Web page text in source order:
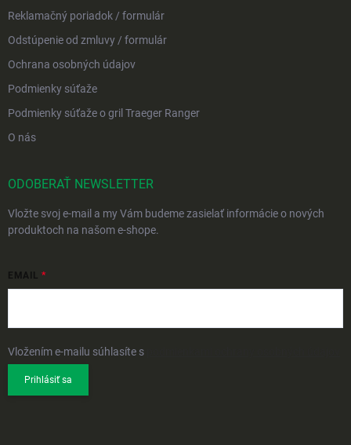
Reklamačný poriadok / formulár
Odstúpenie od zmluvy / formulár
Ochrana osobných údajov
Podmienky súťaže
Podmienky súťaže o gril Traeger Ranger
O nás
ODOBERAŤ NEWSLETTER
Vložte svoj e-mail a my Vám budeme zasielať informácie o nových
produktoch na našom e-shope.
EMAIL
Vložením e-mailu súhlasíte s
Prihlásiť sa